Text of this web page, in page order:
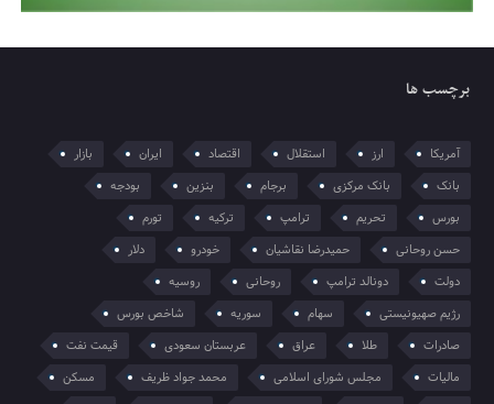
برچسب ها
آمریکا ارز استقلال اقتصاد ایران
بازار
بانک
بانک مرکزی برجام بنزین
بودجه
بورس
تحریم ترامپ ترکیه
تورم
حسن روحانی
حمیدرضا نقاشیان خودرو
دلار
دولت
دونالد ترامپ روحانی
روسیه
رژیم صهیونیستی
سهام سوریه
شاخص بورس
صادرات
طلا عراق عربستان سعودی
قیمت نفت
مالیات
مجلس شورای اسلامی محمد جواد ظریف
مسکن